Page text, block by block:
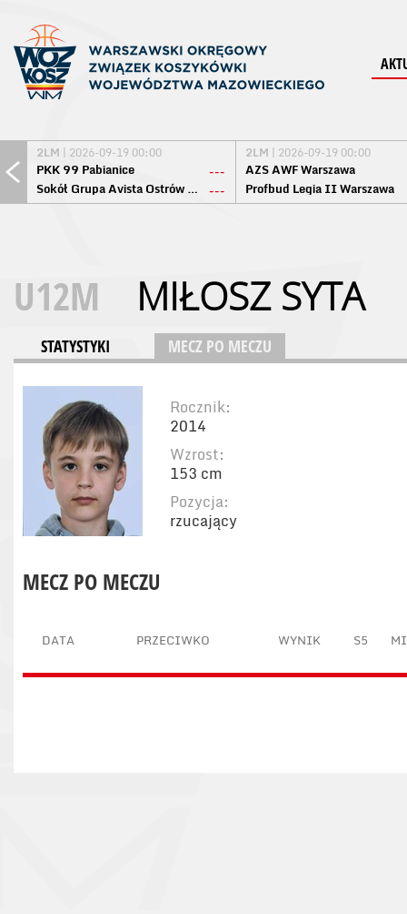
2LM | 2026-09-19 00:00
PKK 99 Pabianice
---
Sokół Grupa Avista Ostrów Maz. ---
2LM | 2026-09-19 00:00
AZS AWF Warszawa
Profbud Legia II Warszawa
U12M MIŁOSZ SYTA
STATYSTYKI MECZ PO MECZU
Rocznik:
2014
Wzrost:
153 cm
Pozycja:
rzucający
MECZ PO MECZU
DATA PRZECIWKO WYNIK S5